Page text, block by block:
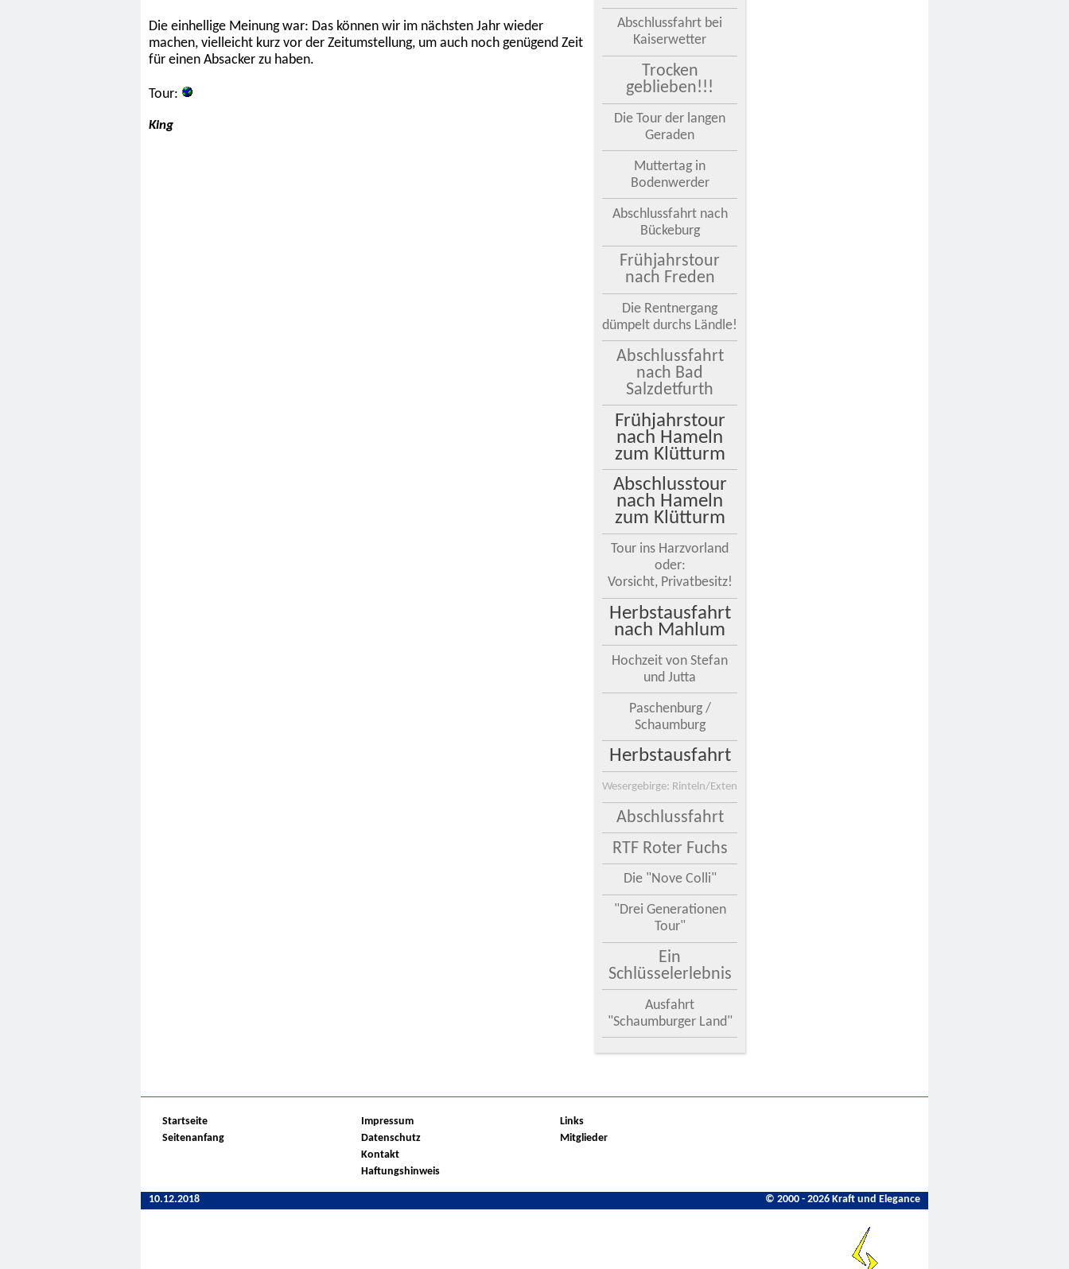
Die einhellige Meinung war: Das können wir im nächsten Jahr wieder
machen, vielleicht kurz vor der Zeitumstellung, um auch noch genügend Zeit
für einen Absacker zu haben.
Tour:
King
Abschlussfahrt bei
Kaiserwetter
Trocken
geblieben!!!
Die Tour der langen
Geraden
Muttertag in
Bodenwerder
Abschlussfahrt nach
Bückeburg
Frühjahrstour
nach Freden
Die Rentnergang
dümpelt durchs Ländle!
Abschlussfahrt
nach Bad
Salzdetfurth
Frühjahrstour
nach Hameln
zum Klütturm
Abschlusstour
nach Hameln
zum Klütturm
Tour ins Harzvorland
oder:
Vorsicht, Privatbesitz!
Herbstausfahrt
nach Mahlum
Hochzeit von Stefan
und Jutta
Paschenburg /
Schaumburg
Herbstausfahrt
Wesergebirge: Rinteln/Exten
Abschlussfahrt
RTF Roter Fuchs
Die "Nove Colli"
"Drei Generationen
Tour"
Ein
Schlüsselerlebnis
Ausfahrt
"Schaumburger Land"
Startseite
Seitenanfang
Impressum
Datenschutz
Kontakt
Haftungshinweis
Links
Mitglieder
© 2000 - 2026 Kraft und Elegance
10.12.2018